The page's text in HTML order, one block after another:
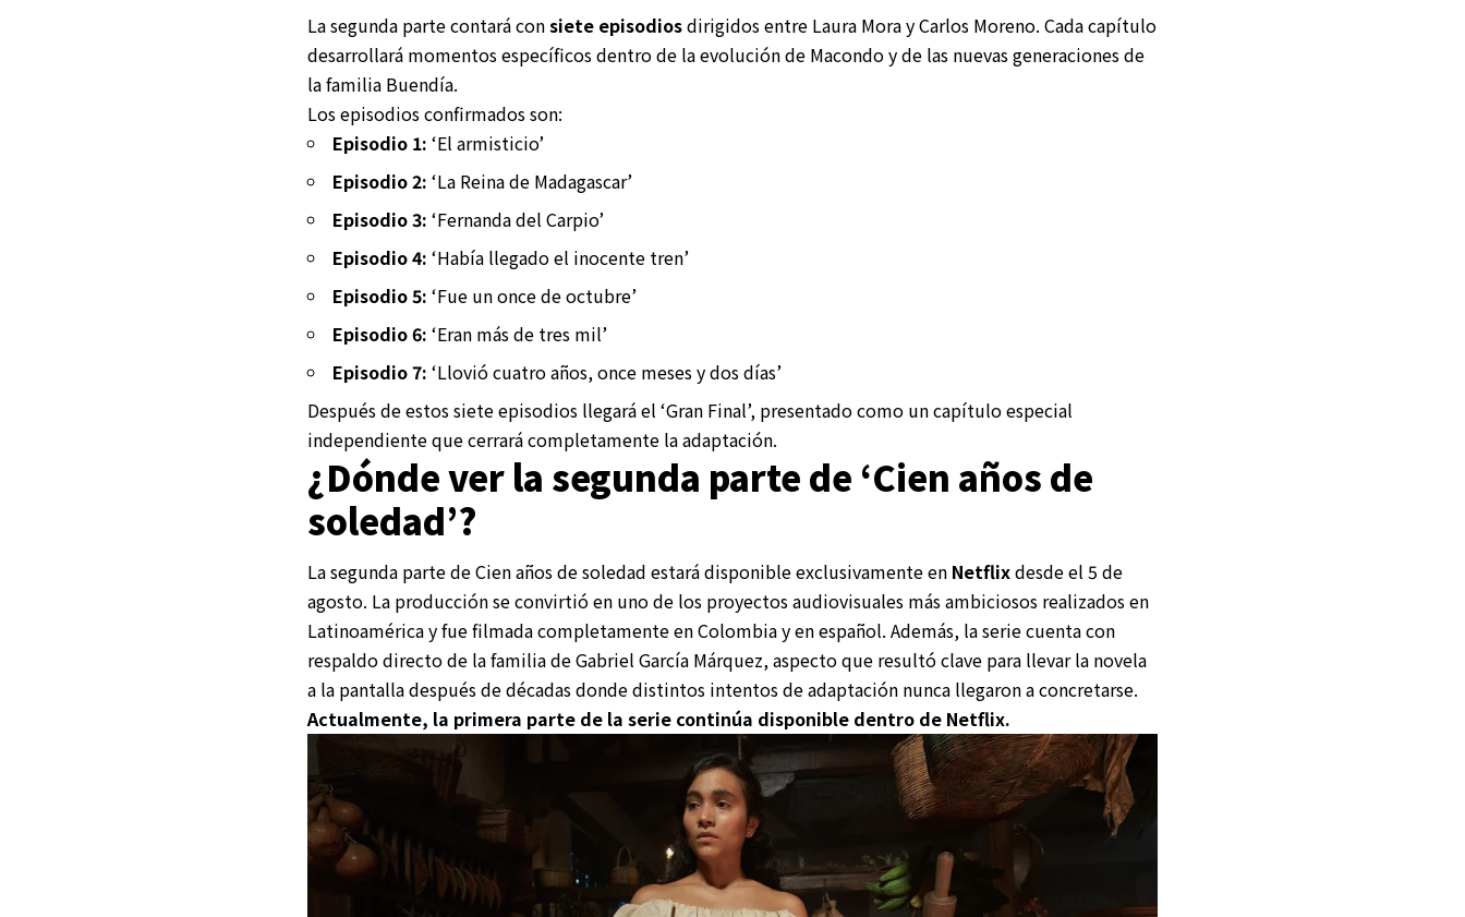
La segunda parte contará consiete episodiosdirigidos entre Laura Mora y Carlos Moreno. Cada capítulo
desarrollará momentos específicos dentro de la evolución de Macondo y de las nuevas generaciones de
la familia Buendía.
Los episodios confirmados son:
Episodio 1: ‘El armisticio’
Episodio 2: ‘La Reina de Madagascar’
Episodio 3: ‘Fernanda del Carpio’
Episodio 4: ‘Había llegado el inocente tren’
Episodio 5: ‘Fue un once de octubre’
Episodio 6: ‘Eran más de tres mil’
Episodio 7: ‘Llovió cuatro años, once meses y dos días’
Después de estos siete episodios llegará el ‘Gran Final’, presentado como un capítulo especial
independiente que cerrará completamente la adaptación.
¿Dónde ver la segunda parte de ‘Cien años de
soledad’?
La segunda parte de Cien años de soledad estará disponible exclusivamente en Netflixdesde el 5 de
agosto. La producción se convirtió en uno de los proyectos audiovisuales más ambiciosos realizados en
Latinoamérica y fue filmada completamente en Colombia y en español. Además, la serie cuenta con
respaldo directo de la familia de Gabriel García Márquez, aspecto que resultó clave para llevar la novela
a la pantalla después de décadas donde distintos intentos de adaptación nunca llegaron a concretarse.
Actualmente, la primera parte de la serie continúa disponible dentro de Netflix.